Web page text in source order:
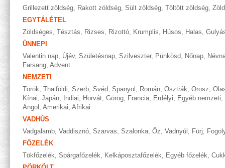
Grillezett zöldség, Rakott zöldség, Sült zöldség, Töltött zöldség,
EGYTÁLÉTEL
Zöldséges, Tésztás, Rizses, Rizottó, Krumplis, Húsos, Halas,
ÜNNEPI
Valentin nap, Újév, Születésnap, Szilveszter, Pünkösd, Nőnap,
Farsang, Advent
NEMZETI
Török, Thaiföldi, Szerb, Svéd, Spanyol , Román, Osztrák, Orosz,
Kínai, Japán, Indiai, Horvát, Görög, Francia, Erdélyi, Egyéb nemzeti,
Angol , Amerikai, Afrikai
VADHÚS
Vadgalamb, Vaddisznó, Szarvas, Szalonka, Őz, Vadnyúl , Fürj,
FŐZELÉK
Tökfőzelék, Spárgafőzelék, Kelkáposztafőzelék, Egyéb főzelék,